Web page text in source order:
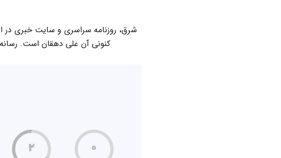
کنونی آن علی دهقان است.
۰ ۲